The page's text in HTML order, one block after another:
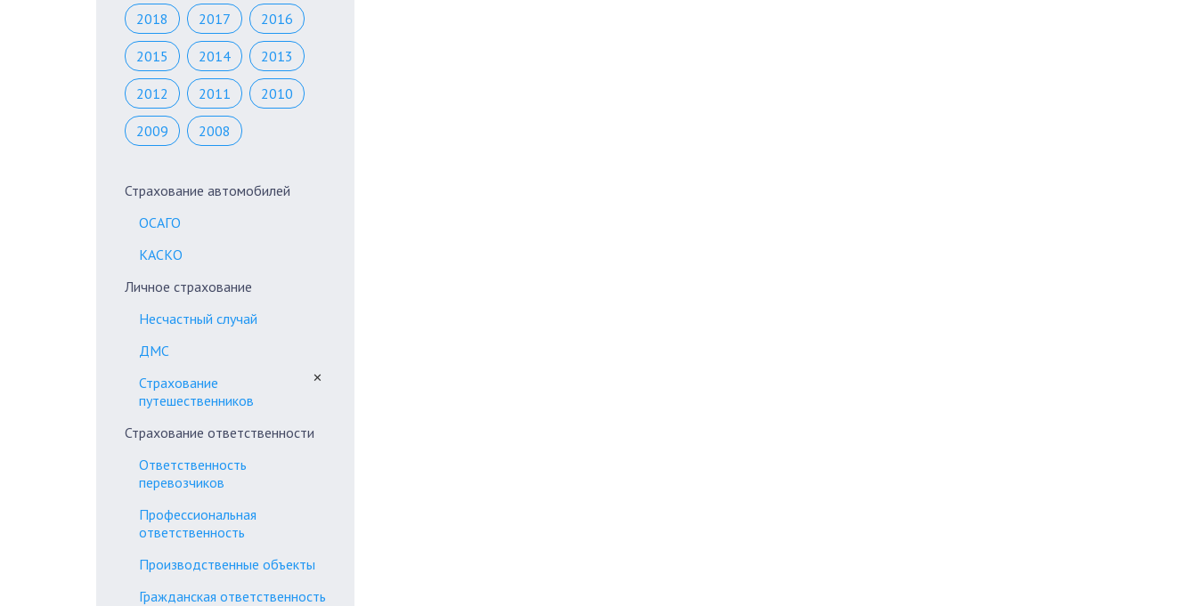
2018 2017 2016
2015 2014 2013
2012 2011 2010
2009 2008
Страхование автомобилей
ОСАГО
КАСКО
Личное страхование
Несчастный случай
ДМС
Страхование
путешественников
✕
Страхование ответственности
Ответственность
перевозчиков
Профессиональная
ответственность
Производственные объекты
Гражданская ответственность